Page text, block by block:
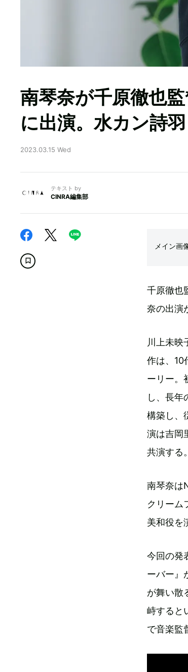
南琴奈が千原徹也
に出演。水カン詩
2023.03.15 Wed
テキスト by
CINRA編集部
メイン画
千原徹也
奈の出演
川上未映
作は、10
ーリー。
し、長年
構築し、
演は吉岡
共演する
南琴奈は
クリーム
美和役を
今回の発
ーバー』
が舞い散
峙すると
で音楽監